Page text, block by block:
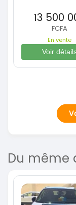
13 500
FCFA
En vente
Voir
Du même